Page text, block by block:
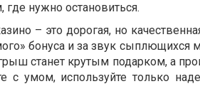
нужно остановиться.
– это дорогая, но
бонуса и за звук сыплющихся
станет крутым подарком, а
с умом, используйте только